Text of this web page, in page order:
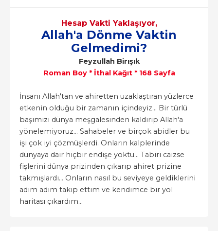
Hesap Vakti Yaklaşıyor,
Allah'a Dönme Vaktin
Gelmedimi?
Feyzullah Birışık
Roman Boy * İthal Kağıt * 168 Sayfa
İnsanı Allah'tan ve ahiretten uzaklaştıran yüzlerce
etkenin olduğu bir zamanın içindeyiz… Bir türlü
başımızı dünya meşgalesinden kaldırıp Allah'a
yönelemiyoruz… Sahabeler ve birçok abidler bu
işi çok iyi çözmüşlerdi. Onların kalplerinde
dünyaya dair hiçbir endişe yoktu… Tabiri caizse
fişlerini dünya prizinden çıkarıp ahiret prizine
takmışlardı… Onların nasıl bu seviyeye geldiklerini
adım adım takip ettim ve kendimce bir yol
haritası çıkardım…